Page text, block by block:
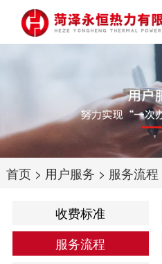
首页> 用户服务 > 服务流程
收费标准
服务流程